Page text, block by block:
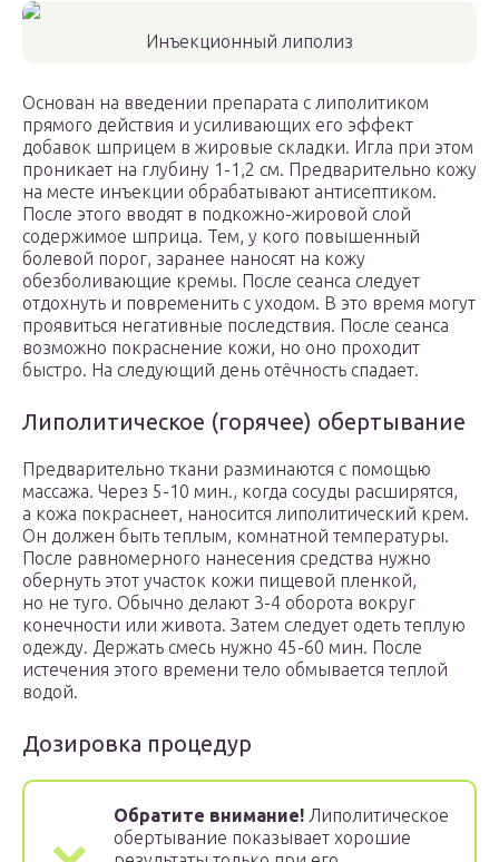
Инъекционный липолиз
Основан на введении препарата с липолитиком
прямого действия и усиливающих его эффект
добавок шприцем в жировые складки. Игла при этом
проникает на глубину 1-1,2 см. Предварительно кожу
на месте инъекции обрабатывают антисептиком.
После этого вводят в подкожно-жировой слой
содержимое шприца. Тем, у кого повышенный
болевой порог, заранее наносят на кожу
обезболивающие кремы. После сеанса следует
отдохнуть и повременить с уходом. В это время могут
проявиться негативные последствия. После сеанса
возможно покраснение кожи, но оно проходит
быстро. На следующий день отёчность спадает.
Липолитическое (горячее) обертывание
Предварительно ткани разминаются с помощью
массажа. Через 5-10 мин., когда сосуды расширятся,
а кожа покраснеет, наносится липолитический крем.
Он должен быть теплым, комнатной температуры.
После равномерного нанесения средства нужно
обернуть этот участок кожи пищевой пленкой,
но не туго. Обычно делают 3-4 оборота вокруг
конечности или живота. Затем следует одеть теплую
одежду. Держать смесь нужно 45-60 мин. После
истечения этого времени тело обмывается теплой
водой.
Дозировка процедур
Обратите внимание! Липолитическое
обертывание показывает хорошие